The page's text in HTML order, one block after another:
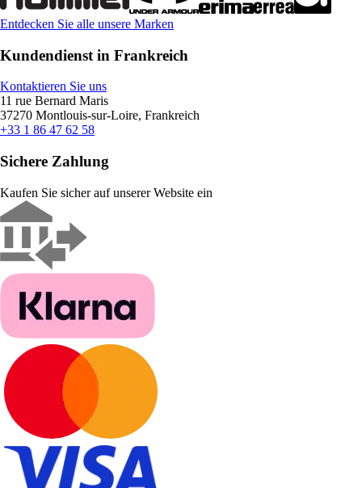
Entdecken Sie alle unsere Marken
Kundendienst in Frankreich
Kontaktieren Sie uns
11 rue Bernard Maris
37270 Montlouis-sur-Loire, Frankreich
+33 1 86 47 62 58
Sichere Zahlung
Kaufen Sie sicher auf unserer Website ein